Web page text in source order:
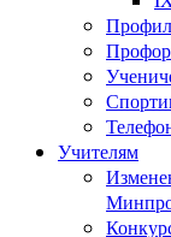
Учителям